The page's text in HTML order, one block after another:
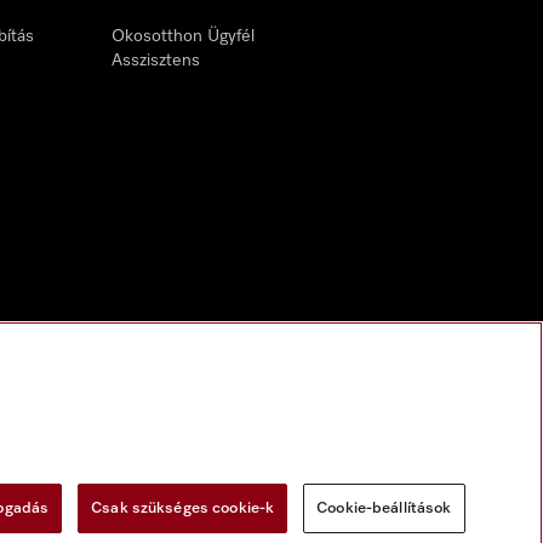
Okosotthon Ügyfél
Asszisztens
Csak szükséges cookie-k Cookie-beállítások